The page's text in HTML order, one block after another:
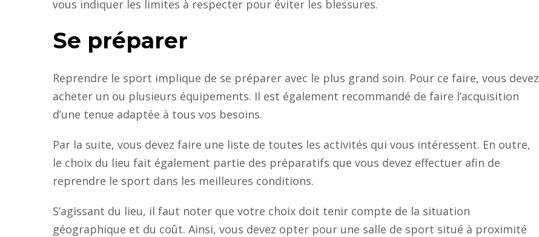
vous indiquer les limites à respecter pour éviter les blessures.
Se préparer
Reprendre le sport implique de se préparer avec le plus grand soin. Pour ce faire, vous devez
acheter un ou plusieurs équipements. Il est également recommandé de faire l’acquisition
d’une tenue adaptée à tous vos besoins.
Par la suite, vous devez faire une liste de toutes les activités qui vous intéressent. En outre,
le choix du lieu fait également partie des préparatifs que vous devez effectuer afin de
reprendre le sport dans les meilleures conditions.
S’agissant du lieu, il faut noter que votre choix doit tenir compte de la situation
géographique et du coût. Ainsi, vous devez opter pour une salle de sport situé à proximité